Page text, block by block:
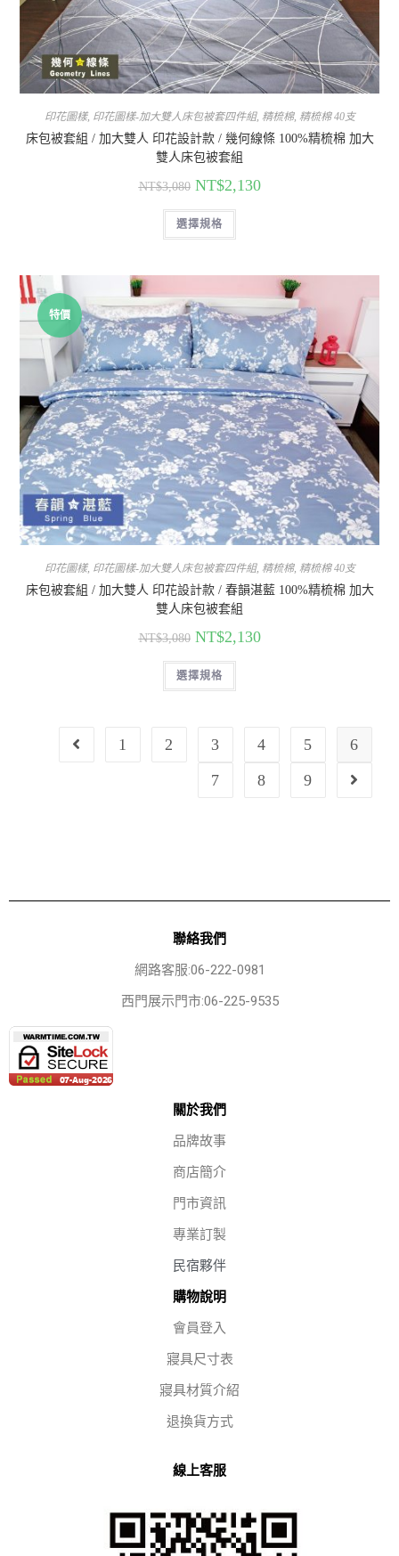
印花圖樣, 印花圖樣-加大雙人床包被套四件組, 精梳棉, 精梳棉 40支
床包被套組 / 加大雙人 印花設計款 / 幾何線條 100%精梳棉 加大
雙人床包被套組
NT$3,080 NT$2,130
選擇規格
特價
印花圖樣, 印花圖樣-加大雙人床包被套四件組, 精梳棉, 精梳棉 40支
床包被套組 / 加大雙人 印花設計款 / 春韻湛藍 100%精梳棉 加大
雙人床包被套組
NT$3,080 NT$2,130
選擇規格
1 2 3 4 5
6
7
8 9
聯絡我們
網路客服:06-222-0981
西門展示門市:06-225-9535
關於我們
品牌故事
商店簡介
門市資訊
專業訂製
民宿夥伴
購物說明
會員登入
寢具尺寸表
寢具材質介紹
退換貨方式
線上客服